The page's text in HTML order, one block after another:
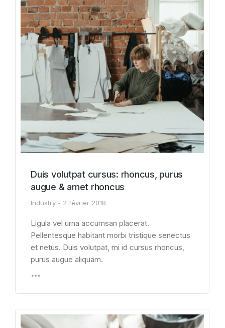
Duis volutpat cursus: rhoncus, purus
augue & amet rhoncus
Industry 2 février 2018
Ligula vel urna accumsan placerat.
Pellentesque habitant morbi tristique senectus
et netus. Duis volutpat, mi id cursus rhoncus,
purus augue aliquam.